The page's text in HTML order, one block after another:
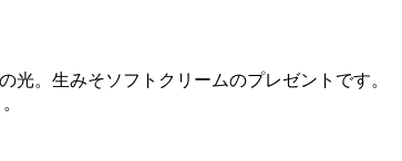
。生みそソフトクリームのプレゼントです。